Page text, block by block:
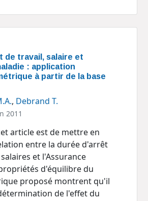
de travail, salaire et
: application
à partir de la base
, Debrand T.
2011
article est de mettre en
entre la durée d'arrêt
et l'Assurance
d'équilibre du
proposé montrent qu'il
de l'effet du